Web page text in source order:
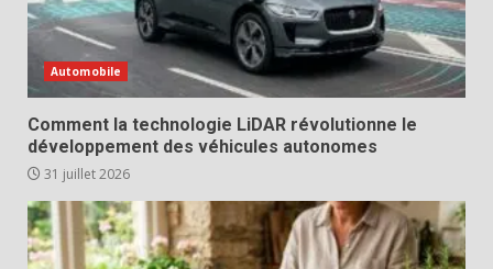
Automobile
Comment la technologie LiDAR révolutionne le
développement des véhicules autonomes
31 juillet 2026